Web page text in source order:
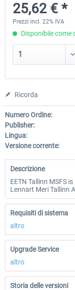
18,40 € *
25,62 € *
Prezzi incl. 22% IVA
Disponibile
Ricorda
Numero Ordine:
Publisher:
Lingua:
Versione corrente:
Descrizione
EETN Tallinn MSFS
Lennart Meri Tallinn
Requisiti di sistema
altro
Upgrade Service
altro
Storia delle versioni